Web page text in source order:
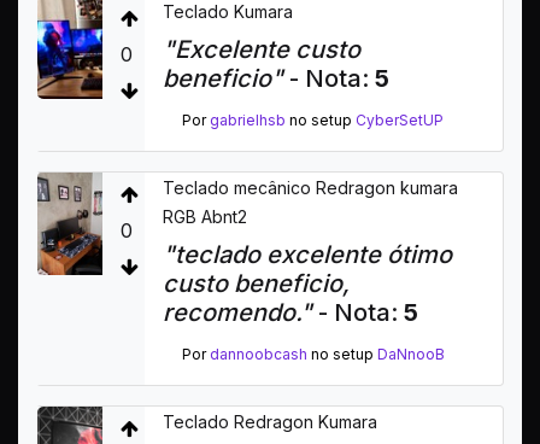
0
Teclado Kumara
"Excelente custo
beneficio"- Nota: 5
Por gabrielhsb no setup CyberSetUP
0
Teclado mecânico Redragon kumara
RGB Abnt2
"teclado excelente ótimo
custo beneficio,
recomendo."- Nota: 5
Por dannoobcash no setup DaNnooB
Teclado Redragon Kumara